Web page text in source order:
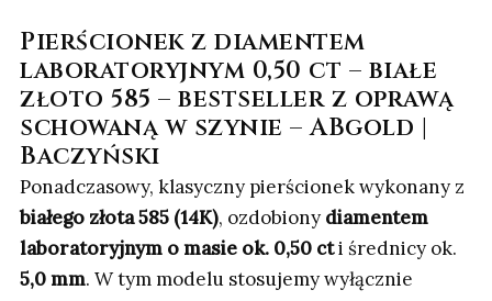
Pierścionek z diamentem
laboratoryjnym 0,50 ct – białe
złoto 585 – bestseller z oprawą
schowaną w szynie – ABgold |
Baczyński
Ponadczasowy, klasyczny pierścionek wykonany z
białego złota 585 (14K), ozdobiony diamentem
laboratoryjnym o masie ok. 0,50 cti średnicy ok.
5,0 mm. W tym modelu stosujemy wyłącznie